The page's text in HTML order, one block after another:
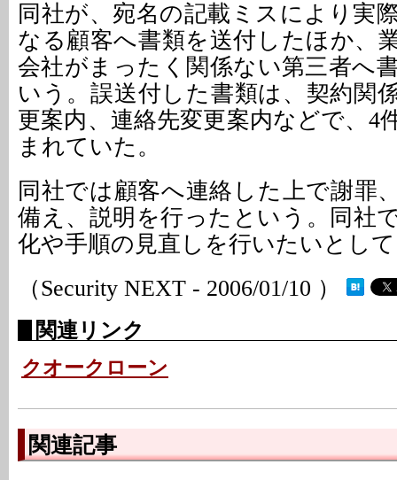
同社が、宛名の記載ミスにより実
なる顧客へ書類を送付したほか、
会社がまったく関係ない第三者へ
いう。誤送付した書類は、契約関
更案内、連絡先変更案内などで、4
まれていた。
同社では顧客へ連絡した上で謝罪
備え、説明を行ったという。同社
化や手順の見直しを行いたいとし
（Security NEXT - 2006/01/10 ）
関連リンク
クオークローン
関連記事